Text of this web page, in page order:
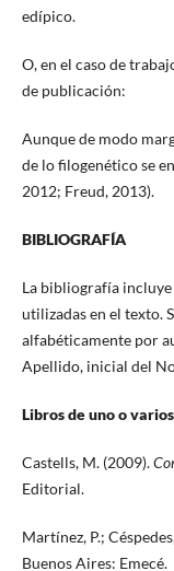
edípico.
O, en el caso de
de publicación:
Aunque de modo
de lo filogenético se
2012; Freud, 2013).
BIBLIOGRAFÍA
La bibliografía
utilizadas en el texto.
alfabéticamente por
Apellido, inicial del
Libros de uno o
Castells, M. (2009).
Editorial.
Martínez, P.;
Buenos Aires: Emecé.